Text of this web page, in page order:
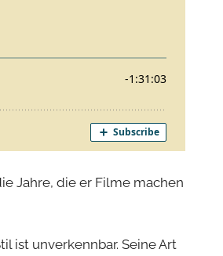
Jahre, die er Filme machen
ist unverkennbar. Seine Art